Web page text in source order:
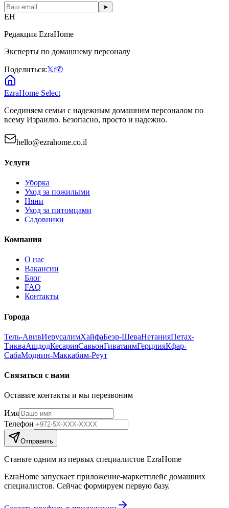
➤
EH
Редакция EzraHome
Эксперты по домашнему персоналу
Поделиться:𝕏f✆
EzraHome Select
Соединяем семьи с надежным домашним персоналом по
всему Израилю. Безопасно, просто и надежно.
hello@ezrahome.co.il
Услуги
Уборка
Уход за пожилыми
Няни
Уход за питомцами
Садовники
Компания
О нас
Вакансии
Блог
FAQ
Контакты
Города
Тель-АвивИерусалимХайфаБеэр-ШеваНетанияПетах-
ТикваАшдодКесарияСавьонГиватаимГерцлияКфар-
СабаМодиин-Маккабим-Реут
Связаться с нами
Оставьте контакты и мы перезвоним
Имя
Телефон
Отправить
Станьте одним из первых специалистов EzraHome
EzraHome запускает приложение-маркетплейс домашних
специалистов. Сейчас формируем первую базу.